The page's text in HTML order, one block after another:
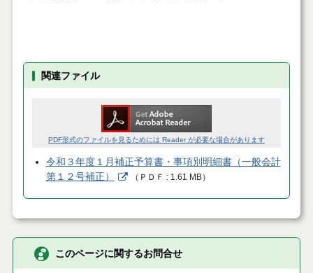
関連ファイル
PDF形式のファイルを見るためには Reader が必要な場合があります
令和３年度１月補正予算書・事項別明細書（一般会計
第１２号補正）
（ ＰＤＦ 1.61 MB）
このページに関するお問合せ